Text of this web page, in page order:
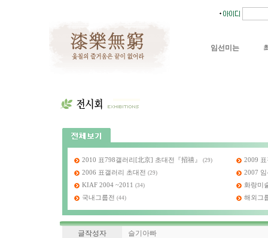
임선미는
2010 표798갤러리[北京] 초대전『招禧』 (29)
2009
2006 표갤러리 초대전 (29)
2007
KIAF 2004 ~2011 (34)
화랑미
국내그룹전 (44) 해외그
글작성자
슬기아빠